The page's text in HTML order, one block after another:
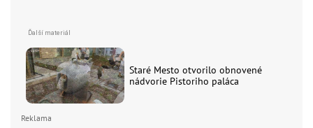
Staré Mesto otvorilo obnovené
nádvorie Pistoriho paláca
Reklama